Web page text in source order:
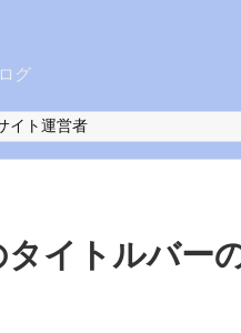
グ
イト運営者
イトルバー